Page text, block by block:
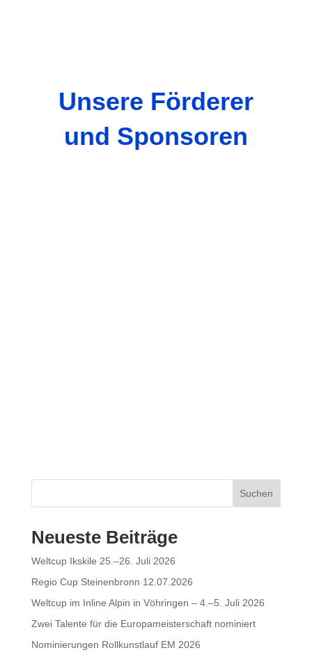
Unsere Förderer
und Sponsoren
Suchen
Neueste Beiträge
Weltcup Ikskile 25.–26. Juli 2026
Regio Cup Steinenbronn 12.07.2026
Weltcup im Inline Alpin in Vöhringen – 4.–5. Juli 2026
Zwei Talente für die Europameisterschaft nominiert
Nominierungen Rollkunstlauf EM 2026